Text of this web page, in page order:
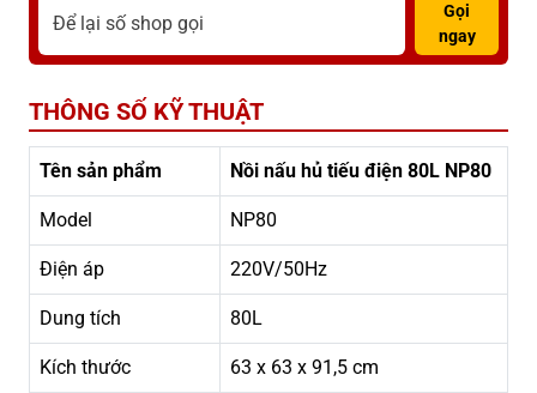
Gọi
ngay
THÔNG SỐ KỸ THUẬT
Tên sản phẩm Nồi nấu hủ tiếu điện 80L NP80
Model NP80
Điện áp 220V/50Hz
Dung tích 80L
Kích thước 63 x 63 x 91,5 cm